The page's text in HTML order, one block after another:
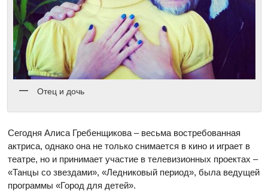
Отец и дочь
Сегодня Алиса Гребенщикова – весьма востребованная
актриса, однако она не только снимается в кино и играет в
театре, но и принимает участие в телевизионных проектах –
«Танцы со звездами», «Ледниковый период», была ведущей
программы «Город для детей».